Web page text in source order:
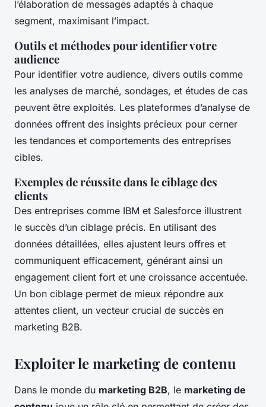
l’élaboration de messages adaptés à chaque
segment, maximisant l’impact.
Outils et méthodes pour identifier votre
audience
Pour identifier votre audience, divers outils comme
les analyses de marché, sondages, et études de cas
peuvent être exploités. Les plateformes d’analyse de
données offrent des insights précieux pour cerner
les tendances et comportements des entreprises
cibles.
Exemples de réussite dans le ciblage des
clients
Des entreprises comme IBM et Salesforce illustrent
le succès d’un ciblage précis. En utilisant des
données détaillées, elles ajustent leurs offres et
communiquent efficacement, générant ainsi un
engagement client fort et une croissance accentuée.
Un bon ciblage permet de mieux répondre aux
attentes client, un vecteur crucial de succès en
marketing B2B.
Exploiter le marketing de contenu
Dans le monde du marketing B2B, le marketing de